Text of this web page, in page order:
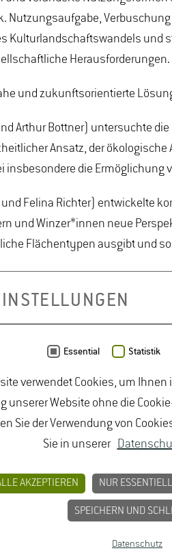
Nutzungsaufgabe,
Kulturlandschaftswandels und
Herausforderungen.
und zukunftsorientierte
Arthur Bottner) untersuchte
Ansatz, der
die Ermöglichung
Felina Richter) entwickelte
und Winzer*innen neue
Flächentypen ausgibt und
(B.Eng.),
Essential Statistik
verwendet Cookies, um
unserer Website ohne die
Sie der Verwendung von
Sie in unserer
AKZEPTIEREN NUR
SPEICHERN UND
Datenschutz